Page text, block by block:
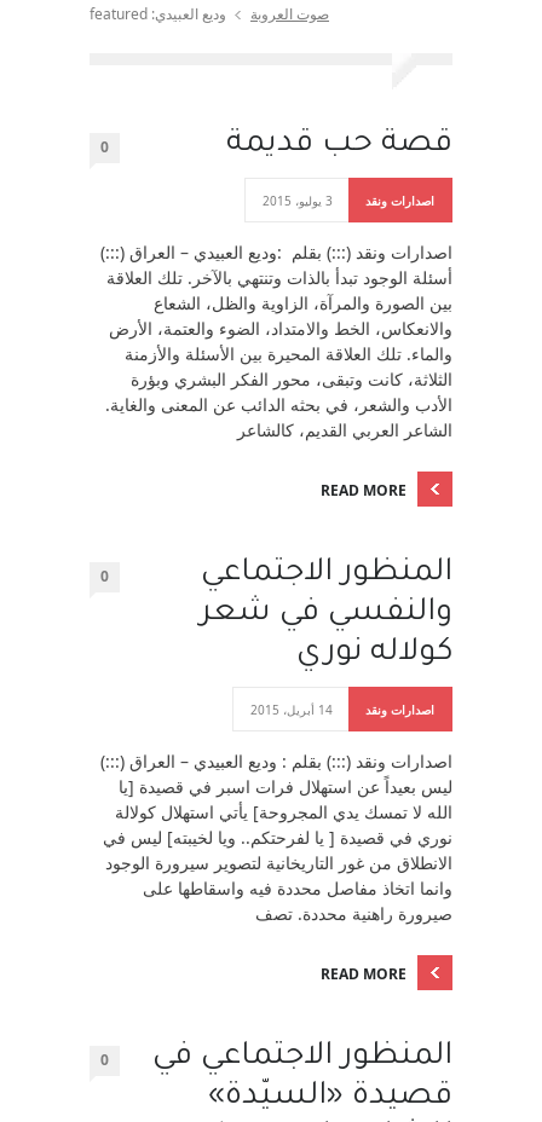
صوت العروبة وديع العبيدي: featured
قصة حب قديمة 0
اصدارات ونقد 3 يوليو، 2015
اصدارات ونقد (:::) بقلم :وديع العبيدي – العراق (:::)
أسئلة الوجود تبدأ بالذات وتنتهي بالآخر. تلك العلاقة
بين الصورة والمرآة، الزاوية والظل، الشعاع
والانعكاس، الخط والامتداد، الضوء والعتمة، الأرض
والماء. تلك العلاقة المحيرة بين الأسئلة والأزمنة
الثلاثة، كانت وتبقى، محور الفكر البشري وبؤرة
الأدب والشعر، في بحثه الدائب عن المعنى والغاية.
الشاعر العربي القديم، كالشاعر
READ MORE
المنظور الاجتماعي
والنفسي في شعر
كولاله نوري
0
اصدارات ونقد 14 أبريل، 2015
اصدارات ونقد (:::) بقلم : وديع العبيدي – العراق (:::)
ليس بعيداً عن استهلال فرات اسبر في قصيدة [يا
الله لا تمسك يدي المجروحة] يأتي استهلال كولالة
نوري في قصيدة [ يا لفرحتكم.. ويا لخيبته] ليس في
الانطلاق من غور التاريخانية لتصوير سيرورة الوجود
وانما اتخاذ مفاصل محددة فيه واسقاطها على
صيرورة راهنية محددة. تصف
READ MORE
المنظور الاجتماعي في
قصيدة «السيّدة»
0